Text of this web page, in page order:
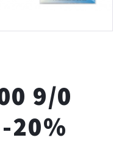
9/0
20%